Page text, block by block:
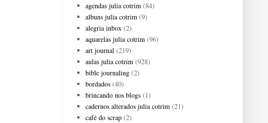
agendas julia cotrim (84)
albuns julia cotrim (9)
alegria inbox (2)
aquarelas julia cotrim (96)
art journal (219)
aulas julia cotrim (928)
bible journaling (2)
bordados (40)
brincando nos blogs (1)
cadernos alterados julia cotrim (21)
café do scrap (2)